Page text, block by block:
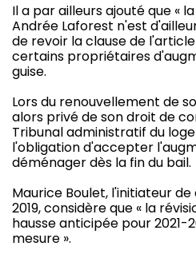
Il a par ailleurs ajouté que «
Andrée Laforest n'est
de revoir la clause de
certains propriétaires
guise.
Lors du renouvellement de
alors privé de son droit de
Tribunal administratif du
l'obligation d'accepter
déménager dès la fin du bail.
Maurice Boulet, l'initiateur
2019, considère que « la
hausse anticipée pour 2021-
mesure ».